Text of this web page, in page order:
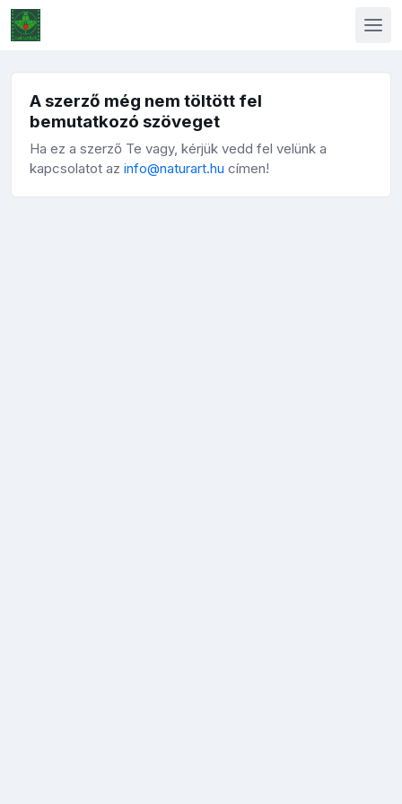
A szerző még nem töltött fel
bemutatkozó szöveget
Ha ez a szerző Te vagy, kérjük vedd fel velünk a
kapcsolatot az info@naturart.hu címen!